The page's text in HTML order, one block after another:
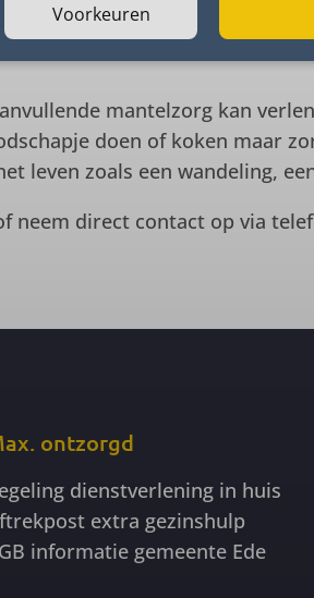
aanvragen
mantelzorg kan
doen of koken maar
leven zoals een wandeling,
neem direct contact op via
ontzorgd
dienstverlening in huis
extra gezinshulp
informatie gemeente Ede
Voorkeuren